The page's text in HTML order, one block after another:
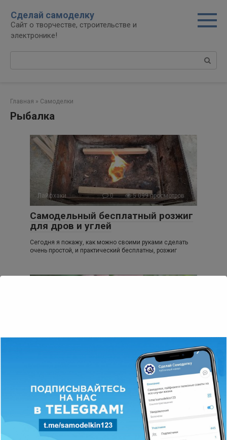
контенту
Сделай самоделку
Сайт о творчестве, строительстве и
электронике!
Главная » Самоделки
Рыбалка
Лайфхаки 0 5 099 просмотров
Самодельный бесплатный розжиг
для дров и углей
Сегодня я покажу, как можно своими руками сделать
очень простой, и практический бесплатны, розжиг
Рыбалка 0 8 019 просмотров
Блесна из крышки от стеклянной
Ну вот и настали тёплые деньки, а это значит что
хищная рыба постепенно выплывает